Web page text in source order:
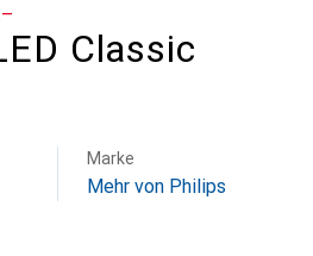
Classic
Marke
Mehr von Philips